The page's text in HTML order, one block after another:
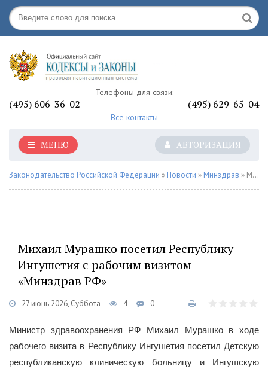
Телефоны для связи:
(495) 606-36-02 (495) 629-65-04
Все контакты
АВТОРИЗАЦИЯ
МЕНЮ
Законодательство Российской Федерации » Новости » Минздрав » Михаил Мурашко посетил Республику Ингушетия с рабочим визитом - «Минздрав РФ»
Михаил Мурашко посетил Республику
Ингушетия с рабочим визитом -
«Минздрав РФ»
27 июнь 2026, Суббота 4 0
Министр здравоохранения РФ Михаил Мурашко в ходе
рабочего визита в Республику Ингушетия посетил Детскую
республиканскую клиническую больницу и Ингушскую